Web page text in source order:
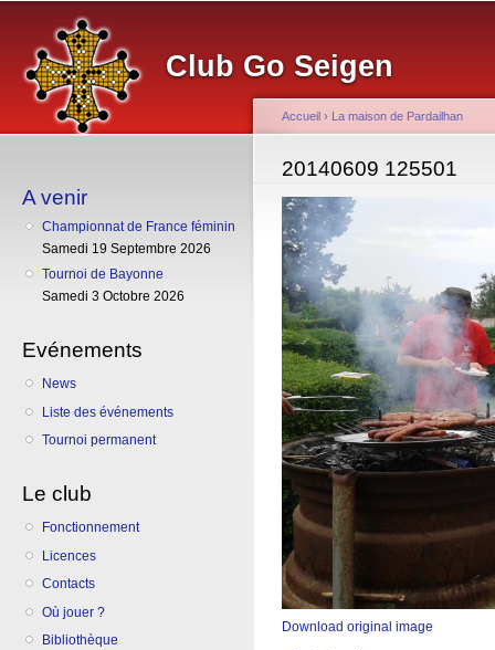
Club Go Seigen
A venir
Championnat de France féminin
Samedi 19 Septembre 2026
Tournoi de Bayonne
Samedi 3 Octobre 2026
Evénements
News
Liste des événements
Tournoi permanent
Le club
Fonctionnement
Licences
Contacts
Où jouer ?
Bibliothèque
Vous êtes ici
Accueil › La maison de Pardailhan
20140609 125501
Download original image